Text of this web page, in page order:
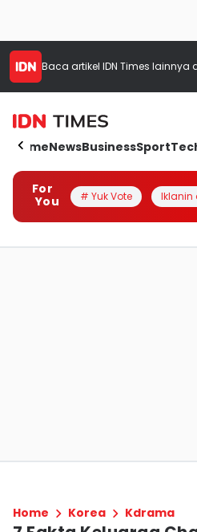
Baca artikel IDN Times lainnya
HomeNewsBusinessSport
For
You
# Yuk Vote Iklanin
Home Korea Kdrama